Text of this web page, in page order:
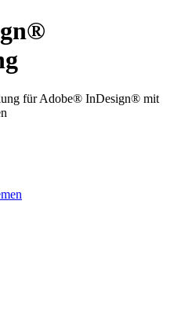
für Adobe® InDesign® mit